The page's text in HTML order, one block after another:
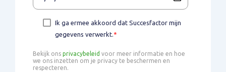
Ik ga ermee akkoord dat Succesfactor mijn
gegevens verwerkt.*
Bekijk ons privacybeleid voor meer informatie en hoe
we ons inzetten om je privacy te beschermen en
respecteren.